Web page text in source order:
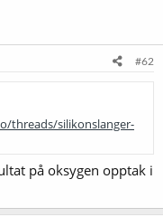
#62
threads/silikonslanger-
på oksygen opptak i